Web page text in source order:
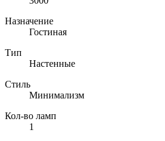
Назначение
Гостиная
Тип
Настенные
Стиль
Минимализм
Кол-во ламп
1